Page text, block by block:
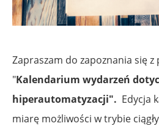
Zapraszam do zapoznania się
"Kalendarium wydarzeń
hiperautomatyzacji". Edycja
miarę możliwości w trybie